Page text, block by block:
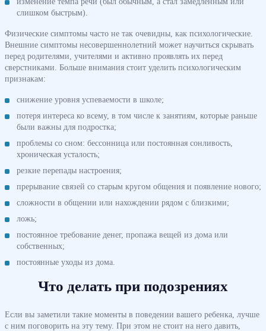
слишком быстрым).
Физические симптомы часто не так очевидны, как психологические.
Внешние симптомы несовершеннолетний может научиться скрывать
перед родителями, учителями и активно проявлять их перед
сверстниками. Больше внимания стоит уделить психологическим
признакам:
снижение уровня успеваемости в школе;
потеря интереса ко всему, в том числе к занятиям, которые раньше
были важны для подростка;
проблемы со сном: бессонница или постоянная сонливость,
хроническая усталость;
резкие перепады настроения;
прерывание связей со старым кругом общения и появление нового;
сложности в общении или нахождении рядом с близкими;
ложь;
постоянное требование денег, пропажа вещей из дома или
собственных;
постоянные уходы из дома.
Что делать при подозрениях
Если вы заметили такие моменты в поведении вашего ребенка, лучше
с ним поговорить на эту тему. При этом не стоит на него давить,